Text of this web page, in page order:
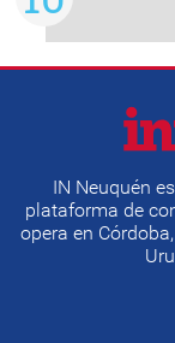
IN Neuquén
plataforma de
opera en